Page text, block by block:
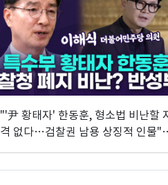
"'尹 황태자' 한동훈, 형소법 비난할
격 없다…검찰권 남용 상징적 인물"